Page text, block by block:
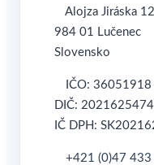
Alojza Jiráska 12
984 01 Lučenec
Slovensko
IČO: 36051918
DIČ: 2021625474
IČ DPH:
+421 (0)47